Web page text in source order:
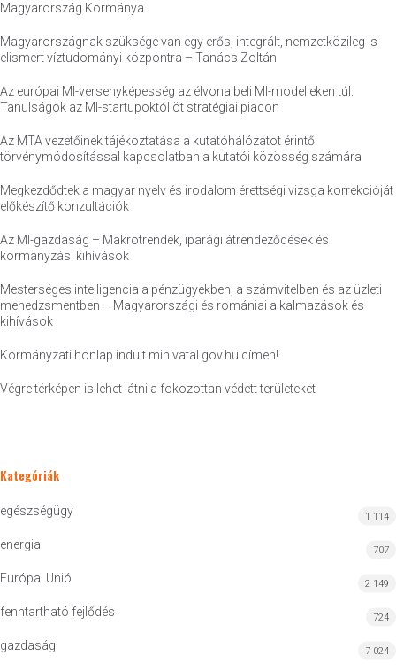
Magyarország Kormánya
Magyarországnak szüksége van egy erős, integrált, nemzetközileg is
elismert víztudományi központra – Tanács Zoltán
Az európai MI-versenyképesség az élvonalbeli MI-modelleken túl.
Tanulságok az MI-startupoktól öt stratégiai piacon
Az MTA vezetőinek tájékoztatása a kutatóhálózatot érintő
törvénymódosítással kapcsolatban a kutatói közösség számára
Megkezdődtek a magyar nyelv és irodalom érettségi vizsga korrekcióját
előkészítő konzultációk
Az MI-gazdaság – Makrotrendek, iparági átrendeződések és
kormányzási kihívások
Mesterséges intelligencia a pénzügyekben, a számvitelben és az üzleti
menedzsmentben – Magyarországi és romániai alkalmazások és
kihívások
Kormányzati honlap indult mihivatal.gov.hu címen!
Végre térképen is lehet látni a fokozottan védett területeket
Kategóriák
egészségügy 1 114
energia 707
Európai Unió 2 149
fenntartható fejlődés 724
gazdaság 7 024